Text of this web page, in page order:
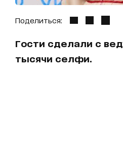
Поделиться:
Гости сделали с
тысячи селфи.